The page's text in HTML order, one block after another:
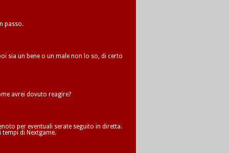
passo.
sia un bene o un male non lo so, di certo
avrei dovuto reagire?
per eventuali serate seguito in diretta.
di Nextgame.